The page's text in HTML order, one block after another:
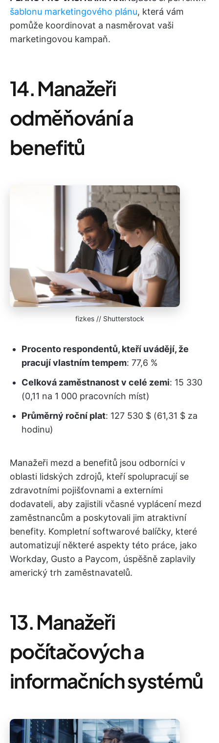
šablonu marketingového plánu, která vám
pomůže koordinovat a nasměrovat vaši
marketingovou kampaň.
14. Manažeři
odměňování a
benefitů
fizkes // Shutterstock
Procento respondentů, kteří uvádějí, že
pracují vlastním tempem: 77,6 %
Celková zaměstnanost v celé zemi: 15 330
(0,11 na 1 000 pracovních míst)
Průměrný roční plat: 127 530 $ (61,31 $ za
hodinu)
Manažeři mezd a benefitů jsou odborníci v
oblasti lidských zdrojů, kteří spolupracují se
zdravotními pojišťovnami a externími
dodavateli, aby zajistili včasné vyplácení mezd
zaměstnancům a poskytovali jim atraktivní
benefity. Kompletní softwarové balíčky, které
automatizují některé aspekty této práce, jako
Workday, Gusto a Paycom, úspěšně zaplavily
americký trh zaměstnavatelů.
13. Manažeři
počítačových a
informačních systémů